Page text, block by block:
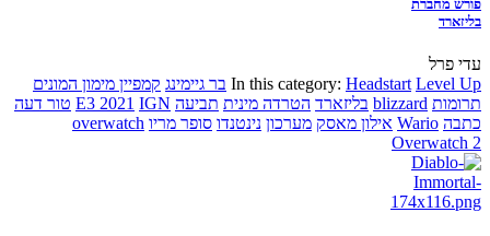
פורש מחברת
בליזארד
עדי פרל
In this category: Headstart Level Up בר גיימינג קמפיין מימון המונים
תרומות blizzard בליזארד הטרדה מינית תביעה E3 2021 IGN
טור דעה
כתבה Wario אילון מאסק מערכון נינטנדו סופר מריו overwatch
Overwatch 2